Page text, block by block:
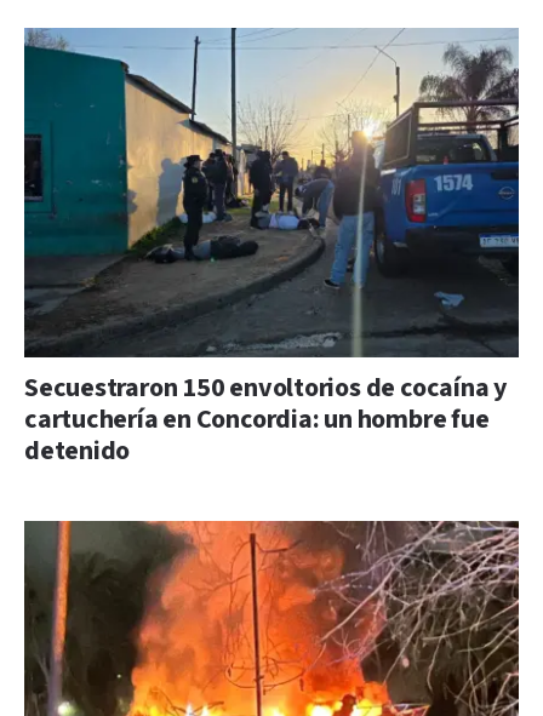
Secuestraron 150 envoltorios de cocaína y
cartuchería en Concordia: un hombre fue
detenido